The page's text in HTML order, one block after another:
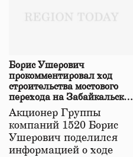
Борис Ушерович
прокомментировал ход
строительства мостового
перехода на Забайкальской
железной дороге
Акционер Группы
компаний 1520 Борис
Ушерович поделился
информацией о ходе